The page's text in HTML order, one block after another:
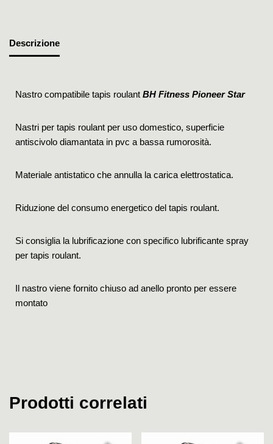
Descrizione
Nastro compatibile tapis roulant BH Fitness Pioneer Star
Nastri per tapis roulant per uso domestico, superficie
antiscivolo diamantata in pvc a bassa rumorosità.
Materiale antistatico che annulla la carica elettrostatica.
Riduzione del consumo energetico del tapis roulant.
Si consiglia la lubrificazione con specifico lubrificante spray
per tapis roulant.
Il nastro viene fornito chiuso ad anello pronto per essere
montato
Prodotti correlati